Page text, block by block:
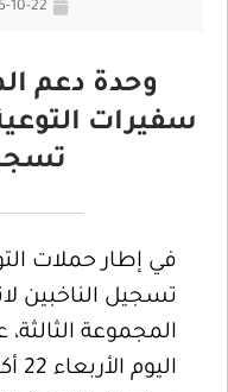
10-22
وحدة دعم
سفيرات
في إطار حملات
تسجيل الناخبين
المجموعة